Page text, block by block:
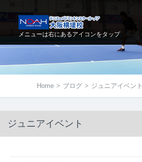
メニューは右にあるアイコンをタップ
Home > ブログ > ジュニアイベント
ジュニアイベント